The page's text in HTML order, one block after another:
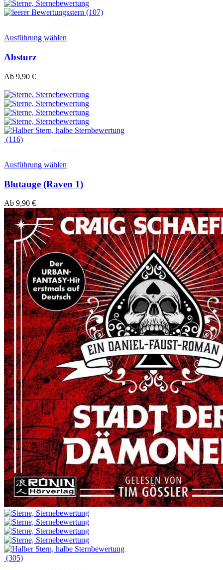
(107)
Ausführung wählen
Absturz
Ab 9,90 €
(116)
Ausführung wählen
Blutauge (Raven 1)
Ab 9,90 €
(305)